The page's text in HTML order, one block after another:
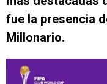
fue la presencia
Millonario.